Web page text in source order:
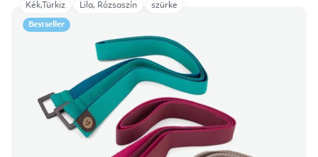
Bestseller
Kék,Türkiz Lila, Rózsaszín szürke